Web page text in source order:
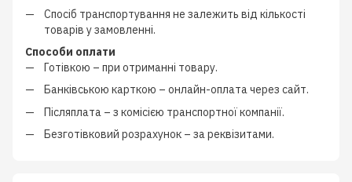
Спосіб транспортування не залежить від кількості
товарів у замовленні.
Способи оплати
Готівкою – при отриманні товару.
Банківською карткою – онлайн-оплата через сайт.
Післяплата – з комісією транспортної компанії.
Безготівковий розрахунок – за реквізитами.